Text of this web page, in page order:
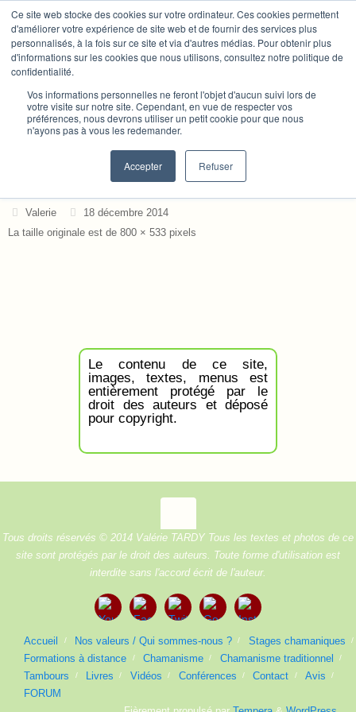
Ce site web stocke des cookies sur votre ordinateur. Ces cookies permettent
d'améliorer votre expérience de site web et de fournir des services plus
personnalisés, à la fois sur ce site et via d'autres médias. Pour obtenir plus
d'informations sur les cookies que nous utilisons, consultez notre politique de
confidentialité.
Vos informations personnelles ne feront l'objet d'aucun suivi lors de
votre visite sur notre site. Cependant, en vue de respecter vos
préférences, nous devrons utiliser un petit cookie pour que nous
n'ayons pas à vous les redemander.
Accepter Refuser
Passer
au
contenu
Tambours Chamaniques
Le chamanisme pour les occidentaux
La place des perceptions, de l’énergie et des actes
coucherosecedreR
Valerie
18 décembre 2014
La taille originale est de 800 × 533 pixels
Le contenu de ce site,
images, textes, menus est
entièrement protégé par le
droit des auteurs et déposé
pour copyright.
Tous droits réservés © 2014 Valérie TARDY Tous les textes et photos de ce
site sont protégés par le droit des auteurs. Toute forme d'utilisation est
interdite sans l'accord écrit de l'auteur.
Accueil Nos valeurs / Qui sommes-nous ?
Stages chamaniques
Formations à distance
Chamanisme
Chamanisme traditionnel
Tambours
Livres Vidéos Conférences Contact
Avis
FORUM
Nous utilisons des cookies pour vous garantir la meilleure
expérience sur notre site. Si vous continuez à utiliser ce
dernier, nous considérerons que vous acceptez l'utilisation des
Accepter refuser